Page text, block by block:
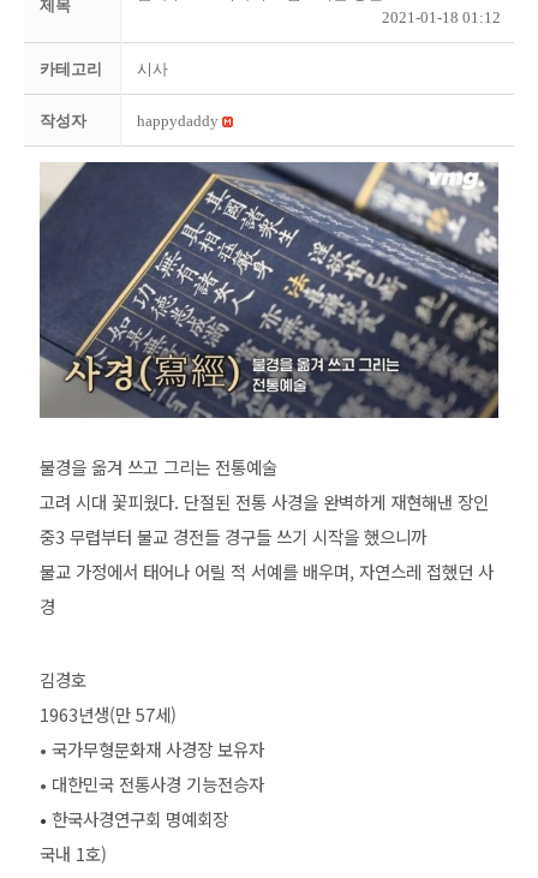
제목
2021-01-18 01:12
카테고리 시사
작성자 happydaddy
불경을 옮겨 쓰고 그리는 전통예술
고려 시대 꽃피웠다. 단절된 전통 사경을 완벽하게 재현해낸 장인
중3 무렵부터 불교 경전들 경구들 쓰기 시작을 했으니까
불교 가정에서 태어나 어릴 적 서예를 배우며, 자연스레 접했던 사
경
김경호
1963년생(만 57세)
• 국가무형문화재 사경장 보유자
• 대한민국 전통사경 기능전승자
• 한국사경연구회 명예회장
국내 1호)